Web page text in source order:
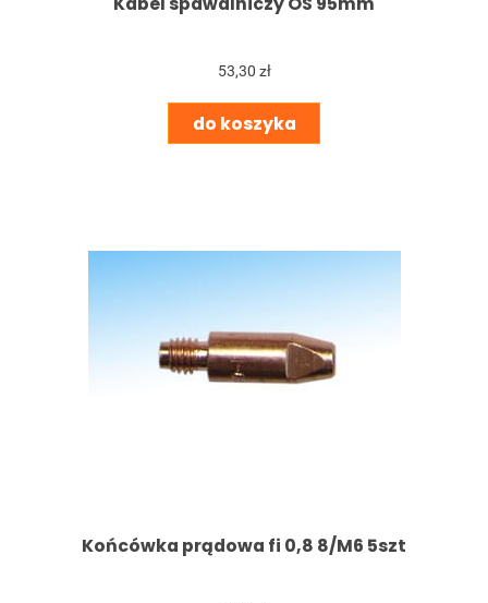
53,30 zł
do koszyka
Końcówka prądowa fi 0,8 8/M6 5szt